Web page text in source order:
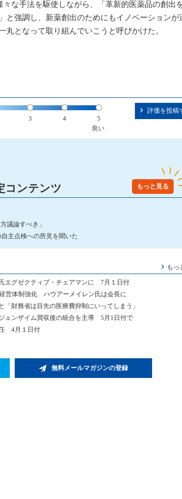
な手法を駆使しながら、「革新的医薬品の創出
と強調し、新薬創出のためにもイノベーションが
となって取り組んでいこうと呼びかけた。
3 4
5
良い
評価を投稿
コンテンツ もっと見る
議論すべき」
主点検への所見を聞いた
もっ
グゼクティブ・チェアマンに 7月１日付
営体制強化 ハウアーメイレン氏は会長に
財務省は目先の医療費抑制にいってしまう」
ンザイム買収後の統合を主導 5月1日付で
4月１日付
無料メールマガジンの登録